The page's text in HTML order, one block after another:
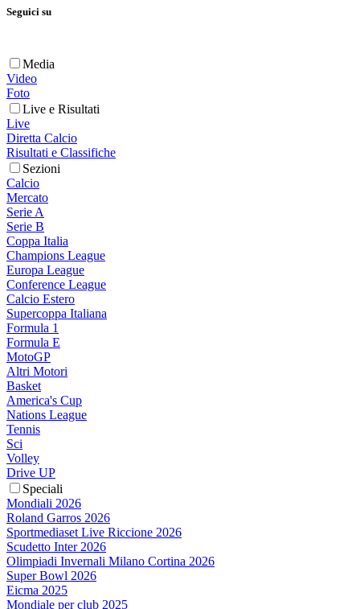
Seguici su
Media
Video
Foto
Live e Risultati
Live
Diretta Calcio
Risultati e Classifiche
Sezioni
Calcio
Mercato
Serie A
Serie B
Coppa Italia
Champions League
Europa League
Conference League
Calcio Estero
Supercoppa Italiana
Formula 1
Formula E
MotoGP
Altri Motori
Basket
America's Cup
Nations League
Tennis
Sci
Volley
Drive UP
Speciali
Mondiali 2026
Roland Garros 2026
Sportmediaset Live Riccione 2026
Scudetto Inter 2026
Olimpiadi Invernali Milano Cortina 2026
Super Bowl 2026
Eicma 2025
Mondiale per club 2025